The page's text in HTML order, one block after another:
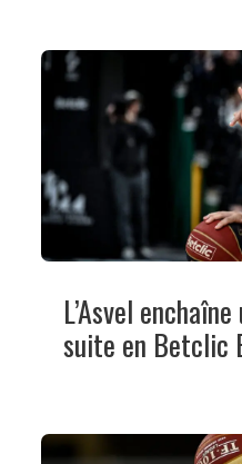
L’Asvel
suite en Betclic